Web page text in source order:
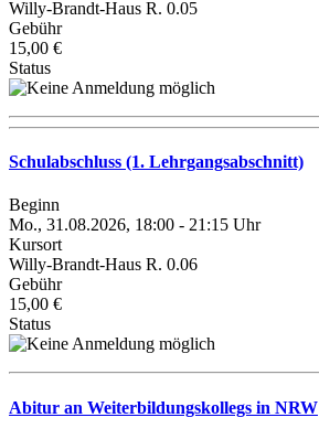
Willy-Brandt-Haus R. 0.05
Gebühr
15,00 €
Status
Schulabschluss (1. Lehrgangsabschnitt)
Beginn
Mo., 31.08.2026, 18:00 - 21:15 Uhr
Kursort
Willy-Brandt-Haus R. 0.06
Gebühr
15,00 €
Status
Abitur an Weiterbildungskollegs in NRW